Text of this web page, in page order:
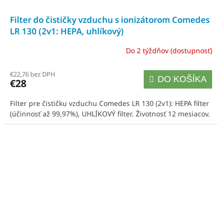
Filter do čističky vzduchu s ionizátorom Comedes
LR 130 (2v1: HEPA, uhlíkový)
Do 2 týždňov (dostupnosť)
€22,76 bez DPH
€28 DO KOŠÍKA
Filter pre čističku vzduchu Comedes LR 130 (2v1): HEPA filter
(účinnosť až 99,97%), UHLÍKOVÝ filter. Životnosť 12 mesiacov.